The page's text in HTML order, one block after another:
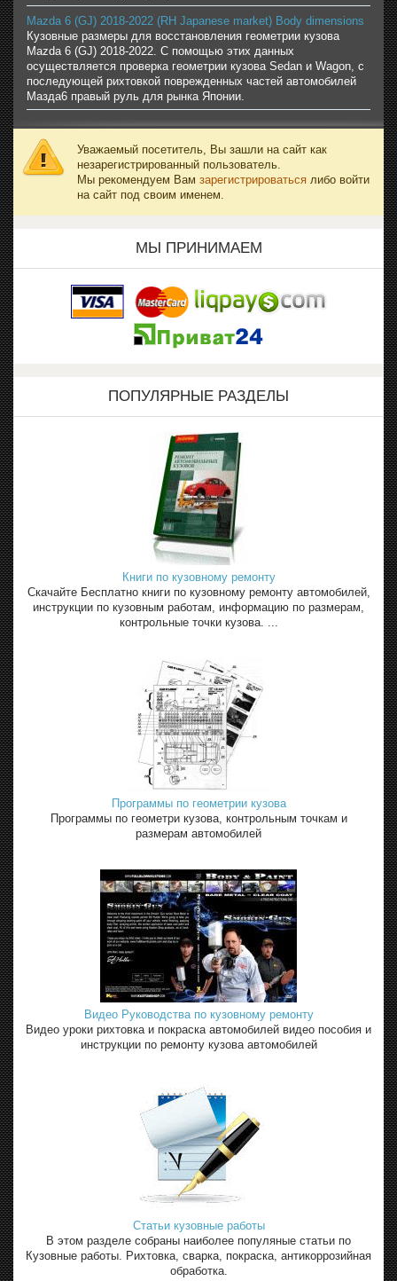
Mazda 6 (GJ) 2018-2022 (RH Japanese market) Body dimensions
Кузовные размеры для восстановления геометрии кузова
Mazda 6 (GJ) 2018-2022. С помощью этих данных
осуществляется проверка геометрии кузова Sedan и Wagon, с
последующей рихтовкой поврежденных частей автомобилей
Мазда6 правый руль для рынка Японии.
Уважаемый посетитель, Вы зашли на сайт как
незарегистрированный пользователь.
Мы рекомендуем Вам зарегистрироваться либо войти
на сайт под своим именем.
МЫ ПРИНИМАЕМ
ПОПУЛЯРНЫЕ РАЗДЕЛЫ
Книги по кузовному ремонту
Скачайте Бесплатно книги по кузовному ремонту автомобилей,
инструкции по кузовным работам, информацию по размерам,
контрольные точки кузова. ...
Программы по геометрии кузова
Программы по геометри кузова, контрольным точкам и
размерам автомобилей
Видео Руководства по кузовному ремонту
Видео уроки рихтовка и покраска автомобилей видео пособия и
инструкции по ремонту кузова автомобилей
Статьи кузовные работы
В этом разделе собраны наиболее популяные статьи по
Кузовные работы. Рихтовка, сварка, покраска, антикоррозийная
обработка.